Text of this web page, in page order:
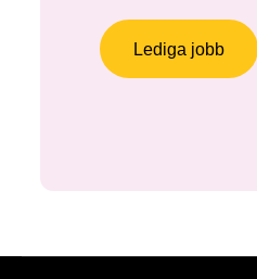
Lediga jobb